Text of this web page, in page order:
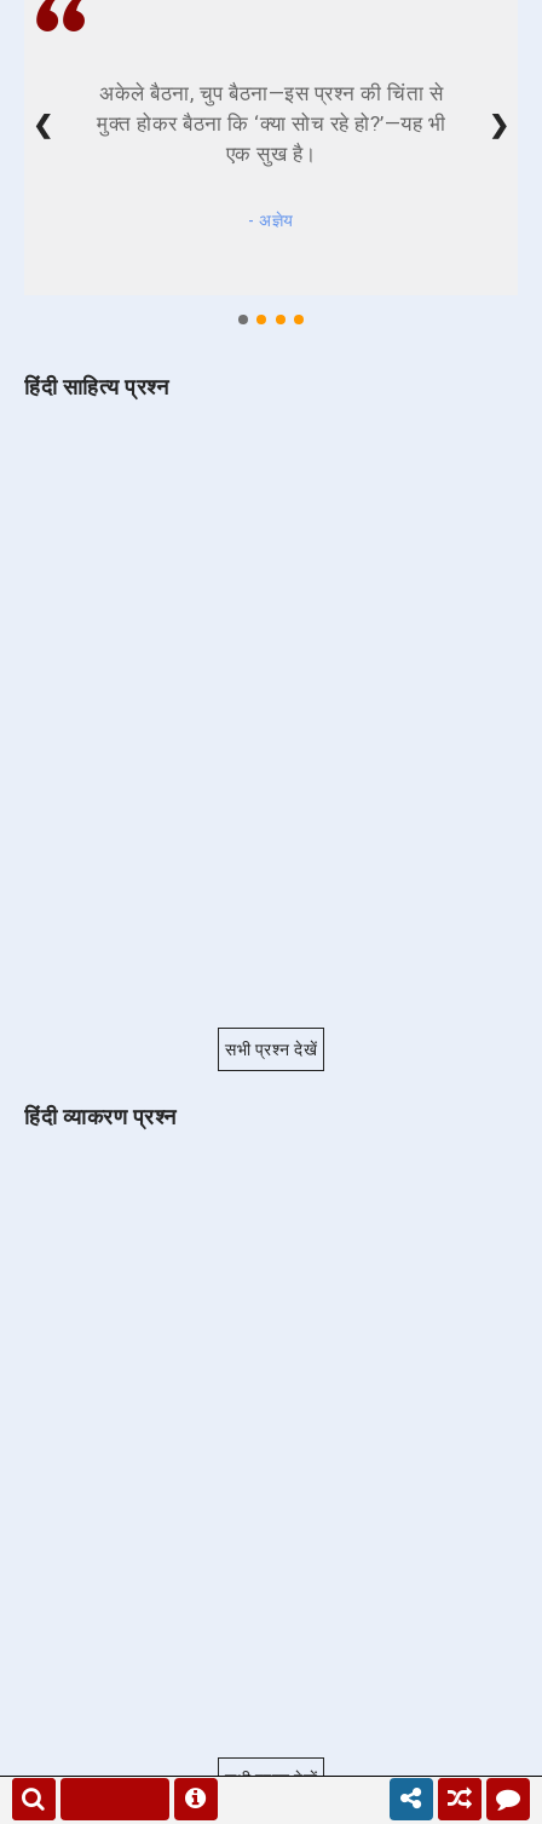
अकेले बैठना, चुप बैठना—इस प्रश्न की चिंता से
मुक्त होकर बैठना कि ‘क्या सोच रहे हो?’—यह भी
एक सुख है।
- अज्ञेय
❮ ❯
हिंदी साहित्य प्रश्न
सभी प्रश्न देखें
हिंदी व्याकरण प्रश्न
सभी प्रश्न देखें